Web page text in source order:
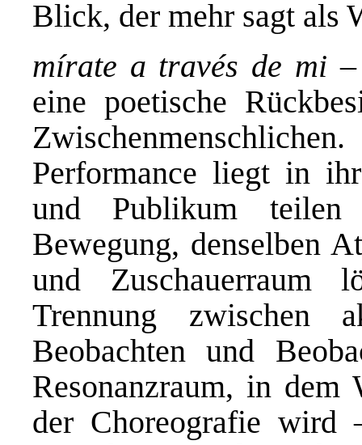
Blick, der mehr sagt als
mírate a través de mi
eine poetische
Performance liegt in
und Publikum teilen
Bewegung, denselben
und Zuschauerraum
Trennung zwischen
Beobachten und
Resonanzraum, in dem
der Choreografie wird